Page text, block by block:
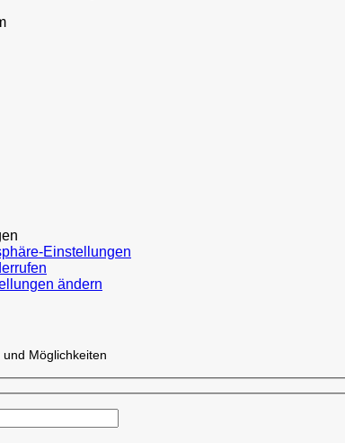
Einstellungen
ändern
Möglichkeiten